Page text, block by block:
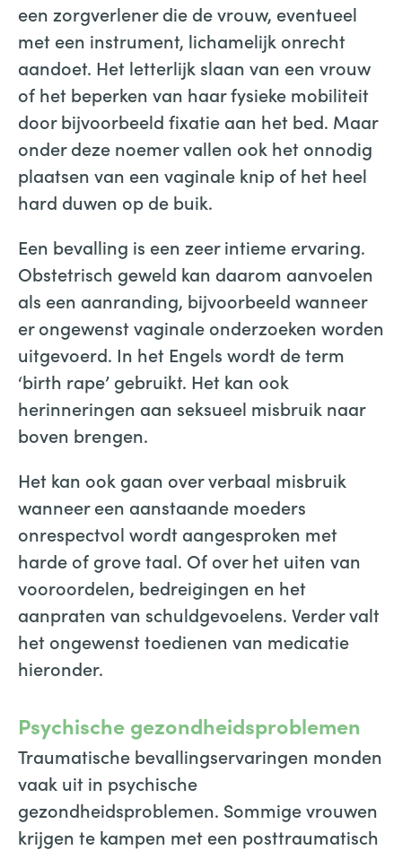
een zorgverlener die de vrouw, eventueel
met een instrument, lichamelijk onrecht
aandoet. Het letterlijk slaan van een vrouw
of het beperken van haar fysieke mobiliteit
door bijvoorbeeld fixatie aan het bed. Maar
onder deze noemer vallen ook het onnodig
plaatsen van een vaginale knip of het heel
hard duwen op de buik.
Een bevalling is een zeer intieme ervaring.
Obstetrisch geweld kan daarom aanvoelen
als een aanranding, bijvoorbeeld wanneer
er ongewenst vaginale onderzoeken worden
uitgevoerd. In het Engels wordt de term
‘birth rape’ gebruikt. Het kan ook
herinneringen aan seksueel misbruik naar
boven brengen.
Het kan ook gaan over verbaal misbruik
wanneer een aanstaande moeders
onrespectvol wordt aangesproken met
harde of grove taal. Of over het uiten van
vooroordelen, bedreigingen en het
aanpraten van schuldgevoelens. Verder valt
het ongewenst toedienen van medicatie
hieronder.
Psychische gezondheidsproblemen
Traumatische bevallingservaringen monden
vaak uit in psychische
gezondheidsproblemen. Sommige vrouwen
krijgen te kampen met een posttraumatisch